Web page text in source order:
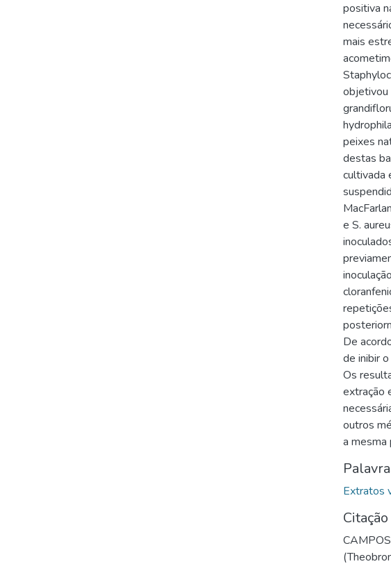
positiva
mais
objetivou
peixes
destas
cultivada
e S.
De
de inibir
Os
extração
outros
a mesma
Extratos
Citação